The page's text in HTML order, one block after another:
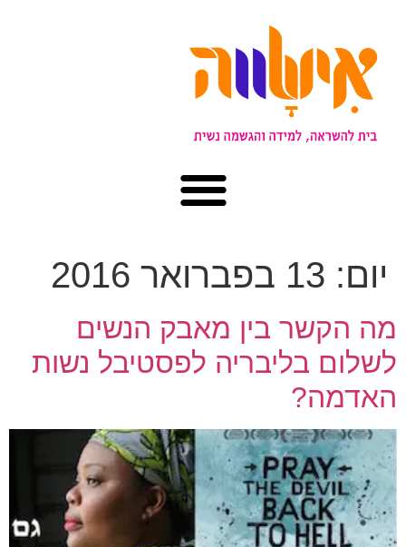
יום: 13 בפברואר 2016
מה הקשר בין מאבק הנשים
לשלום בליבריה לפסטיבל נשות
האדמה?